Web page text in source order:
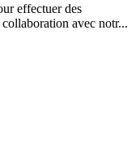
effectuer des
avec notr...